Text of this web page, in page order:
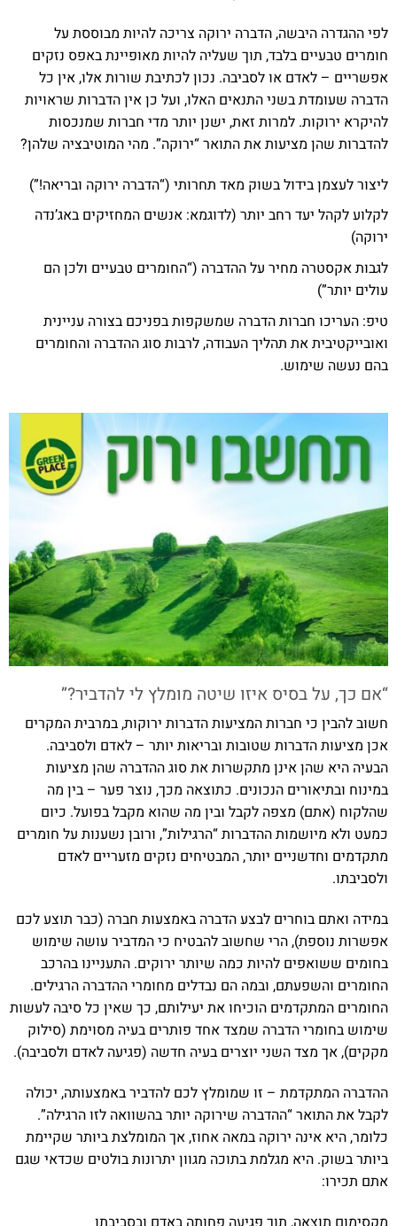
לפי ההגדרה היבשה, הדברה ירוקה צריכה להיות מבוססת על
חומרים טבעיים בלבד, תוך שעליה להיות מאופיינת באפס נזקים
אפשריים – לאדם או לסביבה. נכון לכתיבת שורות אלו, אין כל
הדברה שעומדת בשני התנאים האלו, ועל כן אין הדברות שראויות
להיקרא ירוקות. למרות זאת, ישנן יותר מדי חברות שמנכסות
להדברות שהן מציעות את התואר “ירוקה”. מהי המוטיבציה שלהן?
ליצור לעצמן בידול בשוק מאד תחרותי (“הדברה ירוקה ובריאה!”)
לקלוע לקהל יעד רחב יותר (לדוגמא: אנשים המחזיקים באג’נדה
ירוקה)
לגבות אקסטרה מחיר על ההדברה (“החומרים טבעיים ולכן הם
עולים יותר”)
טיפ: העריכו חברות הדברה שמשקפות בפניכם בצורה עניינית
ואובייקטיבית את תהליך העבודה, לרבות סוג ההדברה והחומרים
בהם נעשה שימוש.
“אם כך, על בסיס איזו שיטה מומלץ לי להדביר?”
חשוב להבין כי חברות המציעות הדברות ירוקות, במרבית המקרים
אכן מציעות הדברות שטובות ובריאות יותר – לאדם ולסביבה.
הבעיה היא שהן אינן מתקשרות את סוג ההדברה שהן מציעות
במינוח ובתיאורים הנכונים. כתוצאה מכך, נוצר פער – בין מה
שהלקוח (אתם) מצפה לקבל ובין מה שהוא מקבל בפועל. כיום
כמעט ולא מיושמות ההדברות “הרגילות”, ורובן נשענות על חומרים
מתקדמים וחדשניים יותר, המבטיחים נזקים מזעריים לאדם
ולסביבתו.
במידה ואתם בוחרים לבצע הדברה באמצעות חברה (כבר תוצע לכם
אפשרות נוספת), הרי שחשוב להבטיח כי המדביר עושה שימוש
בחומים ששואפים להיות כמה שיותר ירוקים. התעניינו בהרכב
החומרים והשפעתם, ובמה הם נבדלים מחומרי ההדברה הרגילים.
החומרים המתקדמים הוכיחו את יעילותם, כך שאין כל סיבה לעשות
שימוש בחומרי הדברה שמצד אחד פותרים בעיה מסוימת (סילוק
מקקים), אך מצד השני יוצרים בעיה חדשה (פגיעה לאדם ולסביבה).
ההדברה המתקדמת – זו שמומלץ לכם להדביר באמצעותה, יכולה
לקבל את התואר “ההדברה שירוקה יותר בהשוואה לזו הרגילה”.
כלומר, היא אינה ירוקה במאה אחוז, אך המומלצת ביותר שקיימת
ביותר בשוק. היא מגלמת בתוכה מגוון יתרונות בולטים שכדאי שגם
אתם תכירו: